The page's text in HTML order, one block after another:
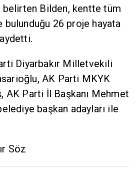
belirten Bilden, kentte tüm
26 proje hayata
Diyarbakır Milletvekili
AK Parti MKYK
AK Parti İl Başkanı Mehmet
başkan adayları ile
Söz